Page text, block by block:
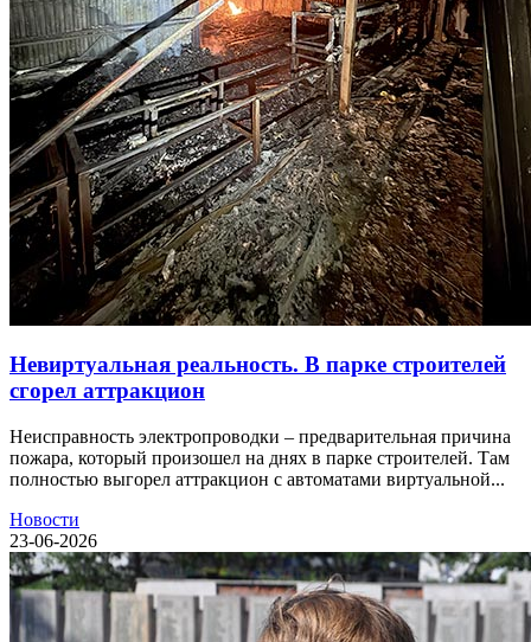
Невиртуальная реальность. В парке строителей
сгорел аттракцион
Неисправность электропроводки – предварительная причина
пожара, который произошел на днях в парке строителей. Там
полностью выгорел аттракцион с автоматами виртуальной...
Новости
23-06-2026